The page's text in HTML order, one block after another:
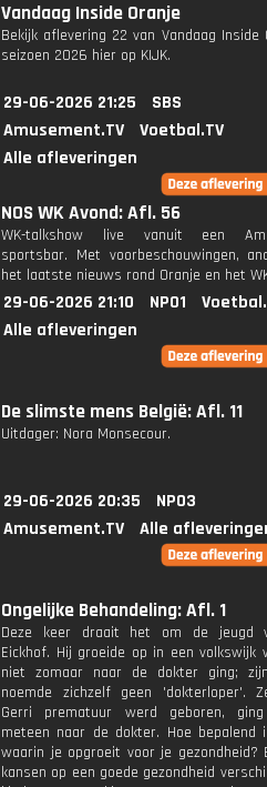
Vandaag Inside Oranje
Bekijk aflevering 22 van Vandaag Inside
seizoen 2026 hier op KIJK.
29-06-2026 21:25
SBS
Amusement.TV
Voetbal.TV
Alle afleveringen
NOS WK Avond: Afl. 56
WK-talkshow live vanuit een
sportsbar. Met voorbeschouwingen,
het laatste nieuws rond Oranje en het
29-06-2026 21:10 NPO1
Alle afleveringen
De slimste mens België: Afl. 11
Uitdager: Nora Monsecour.
29-06-2026 20:35
NPO3
Amusement.TV
Alle
Ongelijke Behandeling: Afl. 1
Deze keer draait het om de jeugd
Eickhof. Hij groeide op in een volkswijk
niet zomaar naar de dokter ging;
noemde zichzelf geen 'dokterloper'.
Gerri prematuur werd geboren,
meteen naar de dokter. Hoe bepalend
waarin je opgroeit voor je gezondheid?
kansen op een goede gezondheid